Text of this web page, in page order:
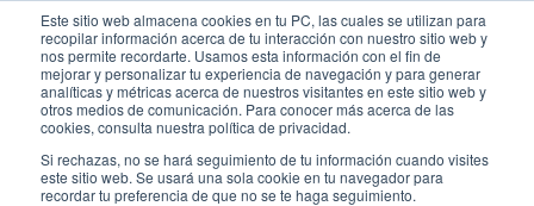
Este sitio web almacena cookies en tu PC, las cuales se utilizan para
recopilar información acerca de tu interacción con nuestro sitio web y
nos permite recordarte. Usamos esta información con el fin de
mejorar y personalizar tu experiencia de navegación y para generar
analíticas y métricas acerca de nuestros visitantes en este sitio web y
otros medios de comunicación. Para conocer más acerca de las
cookies, consulta nuestra política de privacidad.
Si rechazas, no se hará seguimiento de tu información cuando visites
este sitio web. Se usará una sola cookie en tu navegador para
recordar tu preferencia de que no se te haga seguimiento.
contenido
Fundación Actívate
Formación de debate